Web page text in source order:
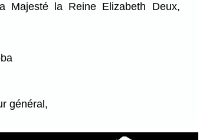
Majesté la Reine Elizabeth Deux,
général,